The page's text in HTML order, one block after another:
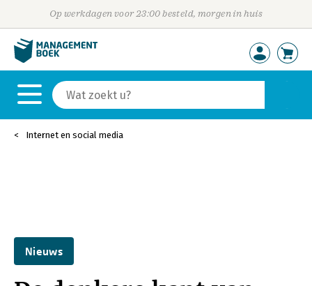
Op werkdagen voor 23:00 besteld, morgen in huis
Internet en social media
Nieuws